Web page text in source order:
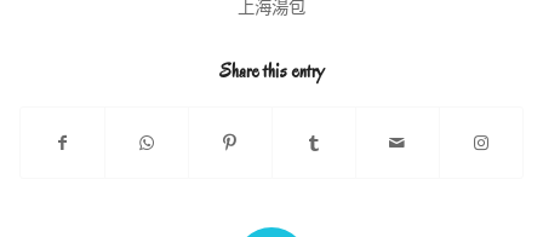
上海湯包
Share this entry